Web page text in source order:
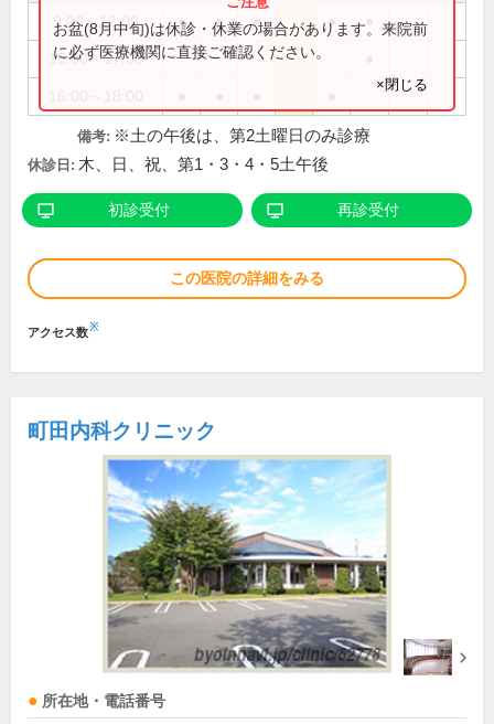
9:00～12:00 ● ● ● ●
15:00～17:00
お盆(8月中旬)は休診・休業の場合があります。来院前
に必ず医療機関に直接ご確認ください。
×閉じる
備考: ※土の午後は、第2土曜日のみ診療
休診日: 木、日、祝、第1・3・4・5土午後
初診受付 再診受付
この医院の詳細をみる
アクセス数※
町田内科クリニック
所在地・電話番号